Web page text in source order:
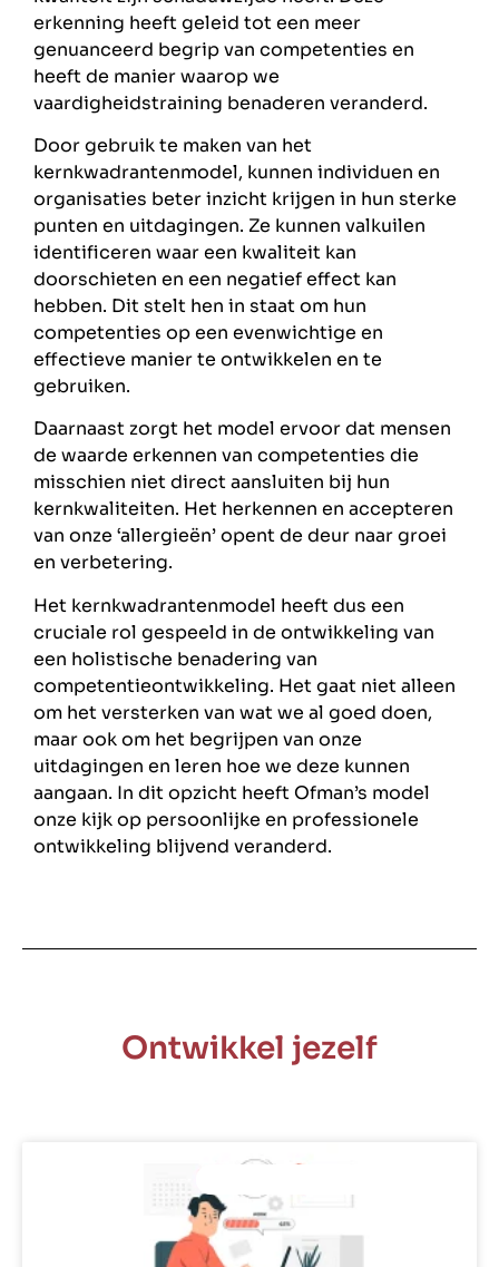
erkenning heeft geleid tot een meer
genuanceerd begrip van competenties en
heeft de manier waarop we
vaardigheidstraining benaderen veranderd.
Door gebruik te maken van het
kernkwadrantenmodel, kunnen individuen en
organisaties beter inzicht krijgen in hun sterke
punten en uitdagingen. Ze kunnen valkuilen
identificeren waar een kwaliteit kan
doorschieten en een negatief effect kan
hebben. Dit stelt hen in staat om hun
competenties op een evenwichtige en
effectieve manier te ontwikkelen en te
gebruiken.
Daarnaast zorgt het model ervoor dat mensen
de waarde erkennen van competenties die
misschien niet direct aansluiten bij hun
kernkwaliteiten. Het herkennen en accepteren
van onze ‘allergieën’ opent de deur naar groei
en verbetering.
Het kernkwadrantenmodel heeft dus een
cruciale rol gespeeld in de ontwikkeling van
een holistische benadering van
competentieontwikkeling. Het gaat niet alleen
om het versterken van wat we al goed doen,
maar ook om het begrijpen van onze
uitdagingen en leren hoe we deze kunnen
aangaan. In dit opzicht heeft Ofman’s model
onze kijk op persoonlijke en professionele
ontwikkeling blijvend veranderd.
Ontwikkel jezelf